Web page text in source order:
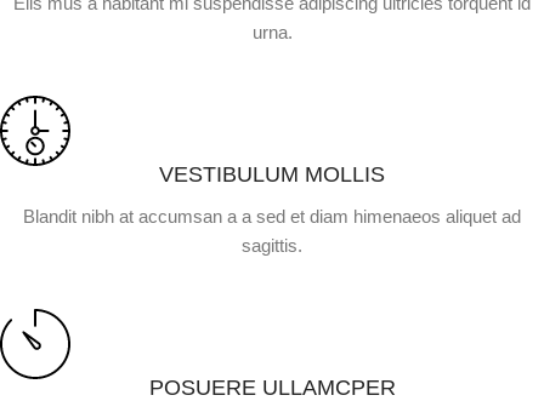
urna.
VESTIBULUM MOLLIS
Blandit nibh at accumsan a a sed et diam himenaeos aliquet ad
sagittis.
POSUERE ULLAMCPER